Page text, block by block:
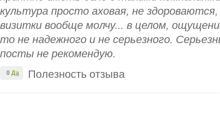
культура просто аховая, не
визитки вообще молчу... в целом,
то не надежного и не серьезного.
посты не рекомендую.
Полезность отзыва
0 Да